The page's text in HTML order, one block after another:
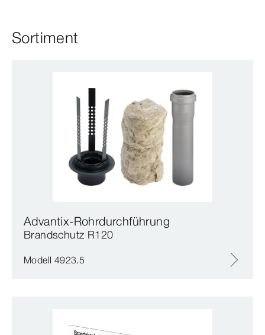
Sortiment
Advantix-Rohrdurchführung
Brandschutz R120
Modell 4923.5